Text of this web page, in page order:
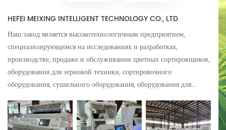
HEFEI MEIXING INTELLIGENT TECHNOLOGY CO., LTD
Наш завод является высокотехнологичным предприятием,
специализирующимся на исследованиях и разработках,
производстве, продаже и обслуживании цветных сортировщиков,
оборудования для зерновой техники, сортировочного
оборудования, сушильного оборудования, оборудования для
Продукты для сортировки цвета компании включают
интеллектуальные сепараторы цвета CCD и сепараторы цвета